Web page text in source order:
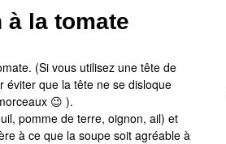
la tomate
(Si vous utilisez une tête de
éviter que la tête ne se disloque
😉 ).
pomme de terre, oignon, ail) et
à ce que la soupe soit agréable à